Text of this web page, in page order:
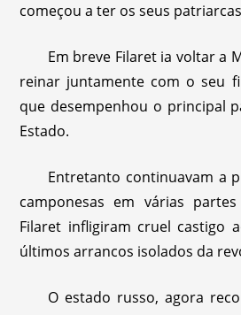
começou a ter os seus
Em breve Filaret ia voltar a
reinar juntamente com o seu
que desempenhou o principal
Estado.
Entretanto continuavam a
camponesas em várias
Filaret infligiram cruel castigo
últimos arrancos isolados da
O estado russo, agora